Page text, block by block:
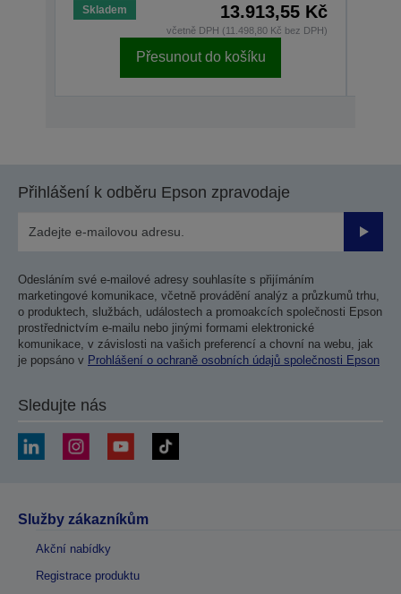
Skladem 13.913,55 Kč
včetně DPH (11.498,80 Kč bez DPH)
Přesunout do košíku
Přihlášení k odběru Epson zpravodaje
Odesláním své e-mailové adresy souhlasíte s přijímáním
marketingové komunikace, včetně provádění analýz a průzkumů trhu,
o produktech, službách, událostech a promoakcích společnosti Epson
prostřednictvím e-mailu nebo jinými formami elektronické
komunikace, v závislosti na vašich preferencí a chovní na webu, jak
je popsáno v Prohlášení o ochraně osobních údajů společnosti Epson
Sledujte nás
Služby zákazníkům
Akční nabídky
Registrace produktu